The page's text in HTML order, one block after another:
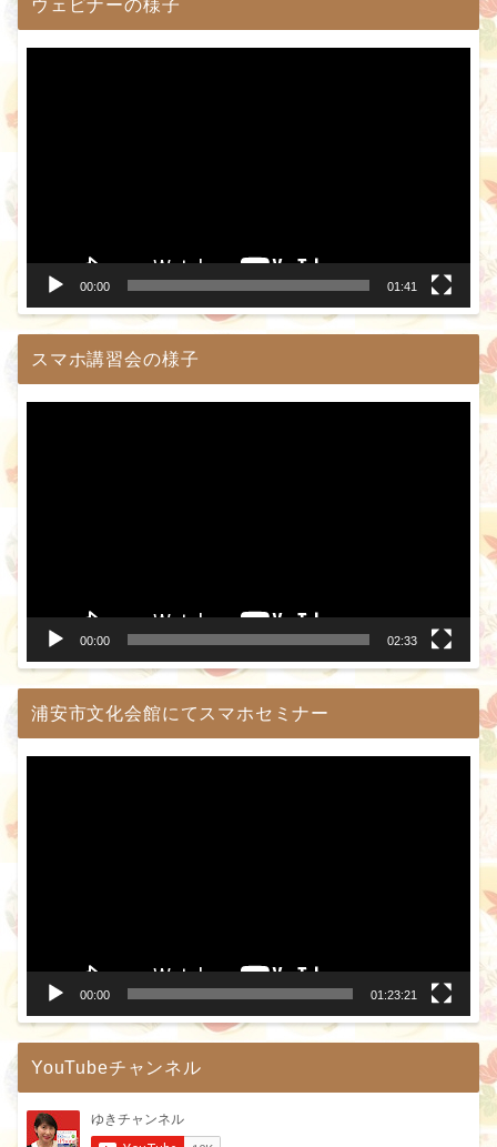
ウェビナーの様子
00:00 01:41
スマホ講習会の様子
00:00 02:33
浦安市文化会館にてスマホセミナー
00:00 01:23:21
YouTubeチャンネル